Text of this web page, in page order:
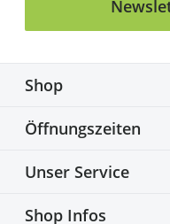
Shop
Biketime GmbH
Alter Flughafen 7a
info@biketime.de
Öffnungszeiten
Dienstag – Freitag
Unser Service
Shop Infos